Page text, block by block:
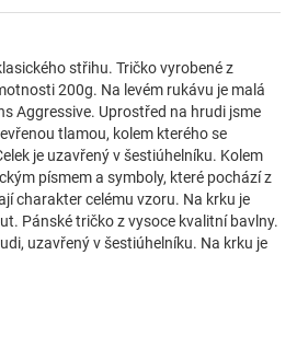
střihu. Tričko vyrobené z
200g. Na levém rukávu je malá
Aggressive. Uprostřed na hrudi jsme
tlamou, kolem kterého se
je uzavřený v šestiúhelníku. Kolem
písmem a symboly, které pochází z
charakter celému vzoru. Na krku je
Pánské tričko z vysoce kvalitní bavlny.
uzavřený v šestiúhelníku. Na krku je